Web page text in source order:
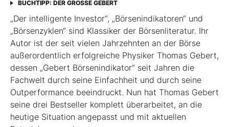
BUCHTIPP: DER GROSSE GEBERT
„Der intelligente Investor“, „Börsenindikatoren“ und
„Börsenzyklen“ sind Klassiker der Börsen­literatur. Ihr
Autor ist der seit vielen Jahrzehnten an der Börse
außerordentlich erfolgreiche Physiker Thomas Gebert,
dessen „Gebert Börsenindikator“ seit Jahren die
Fachwelt durch seine Einfachheit und durch seine
Outperformance beeindruckt. Nun hat Thomas Gebert
seine drei Best­seller komplett überarbeitet, an die
heutige ­Situation angepasst und mit aktuellen